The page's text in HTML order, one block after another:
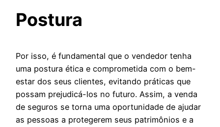
Postura
Por isso, é fundamental que o vendedor tenha
uma postura ética e comprometida com o bem-
estar dos seus clientes, evitando práticas que
possam prejudicá-los no futuro. Assim, a venda
de seguros se torna uma oportunidade de ajudar
as pessoas a protegerem seus patrimônios e a